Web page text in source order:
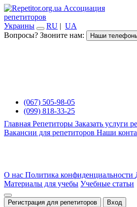
Ассоциация
репетиторов
Украины
RU | UA
Вопросы? Звоните нам:
Наши
(067) 505-98-05
(099) 818-33-25
Главная Репетиторы Заказать услуги
Вакансии для репетиторов Наши
О нас Политика конфиденциальности
Материалы для учебы Учебные статьи
Регистрация для репетиторов Вход